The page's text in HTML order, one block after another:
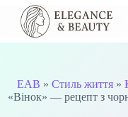
Перейти
вмісту
EAB »Стиль життя »
«Вінок» — рецепт з